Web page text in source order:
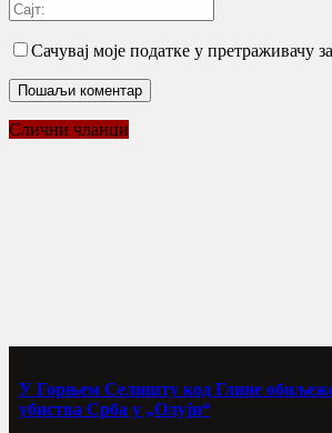
Сачувај моје податке у претраживачу
Слични чланци
У Горњем Селишту код Глине
убиства Срба у „Олуји“